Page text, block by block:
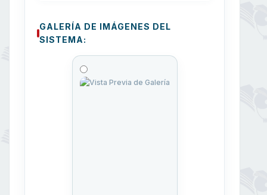
GALERÍA DE IMÁGENES DEL
SISTEMA: